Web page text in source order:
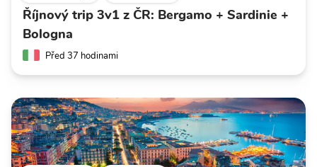
Říjnový trip 3v1 z ČR: Bergamo + Sardinie +
Bologna
Před 37 hodinami